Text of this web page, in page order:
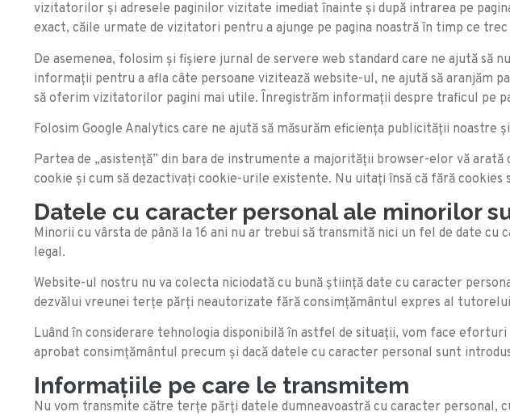
vizitatorilor şi adresele paginilor vizitate imediat înainte şi după intrarea pe
exact, căile urmate de vizitatori pentru a ajunge pe pagina noastră în timp ce trec
De asemenea, folosim şi fişiere jurnal de servere web standard care ne ajută să
informaţii pentru a afla câte persoane vizitează website-ul, ne ajută să aranjăm
să oferim vizitatorilor pagini mai utile. Înregistrăm informaţii despre traficul pe
Folosim Google Analytics care ne ajută să măsurăm eficienţa publicităţii noastre
Partea de „asistenţă” din bara de instrumente a majorităţii browser-elor vă
cookie şi cum să dezactivaţi cookie-urile existente. Nu uitaţi însă că fără
Datele cu caracter personal ale minorilor
Minorii cu vârsta de până la 16 ani nu ar trebui să transmită nici un fel de date
legal.
Website-ul nostru nu va colecta niciodată cu bună știință date cu caracter
dezvălui vreunei terțe părți neautorizate fără consimțământul expres al
Luând în considerare tehnologia disponibilă în astfel de situații, vom face
aprobat consimțământul precum și dacă datele cu caracter personal sunt
Informaţiile pe care le transmitem
Nu vom transmite către terțe părți datele dumneavoastră cu caracter personal,